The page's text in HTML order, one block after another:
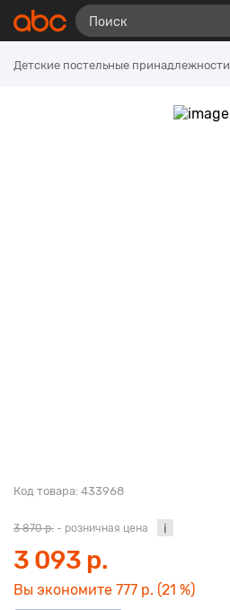
Детские постельные принадлежности
Код товара: 433968
3 870 р. - розничная цена
3 093 р.
Вы экономите 777 р. (21 %)